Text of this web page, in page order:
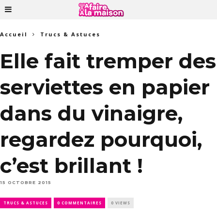
Accueil Trucs & Astuces
Elle fait tremper des
serviettes en papier
dans du vinaigre,
regardez pourquoi,
c’est brillant !
15 OCTOBRE 2015
TRUCS & ASTUCES 0 COMMENTAIRES 0 VIEWS